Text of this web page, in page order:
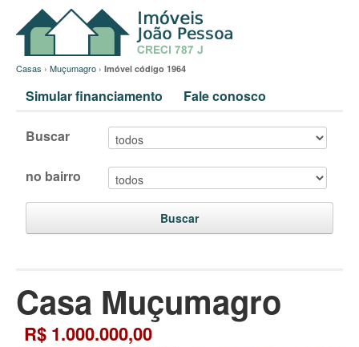
Casas › Muçumagro › Imóvel código 1964
Simular financiamento Fale conosco
Buscar
no bairro
Buscar
Casa Muçumagro
R$ 1.000.000,00